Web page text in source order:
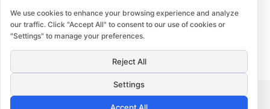
Comentarii recente
Niciun comentariu de arătat.
Termeni si conditii
Protectia datelor
We use cookies to enhance your browsing experience and analyze
our traffic. Click "Accept All" to consent to our use of cookies or
"Settings" to manage your preferences.
Reject All
Settings